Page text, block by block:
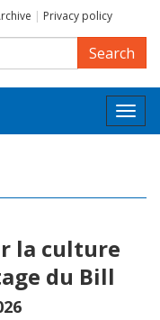
| Privacy policy
Search
la culture
du Bill